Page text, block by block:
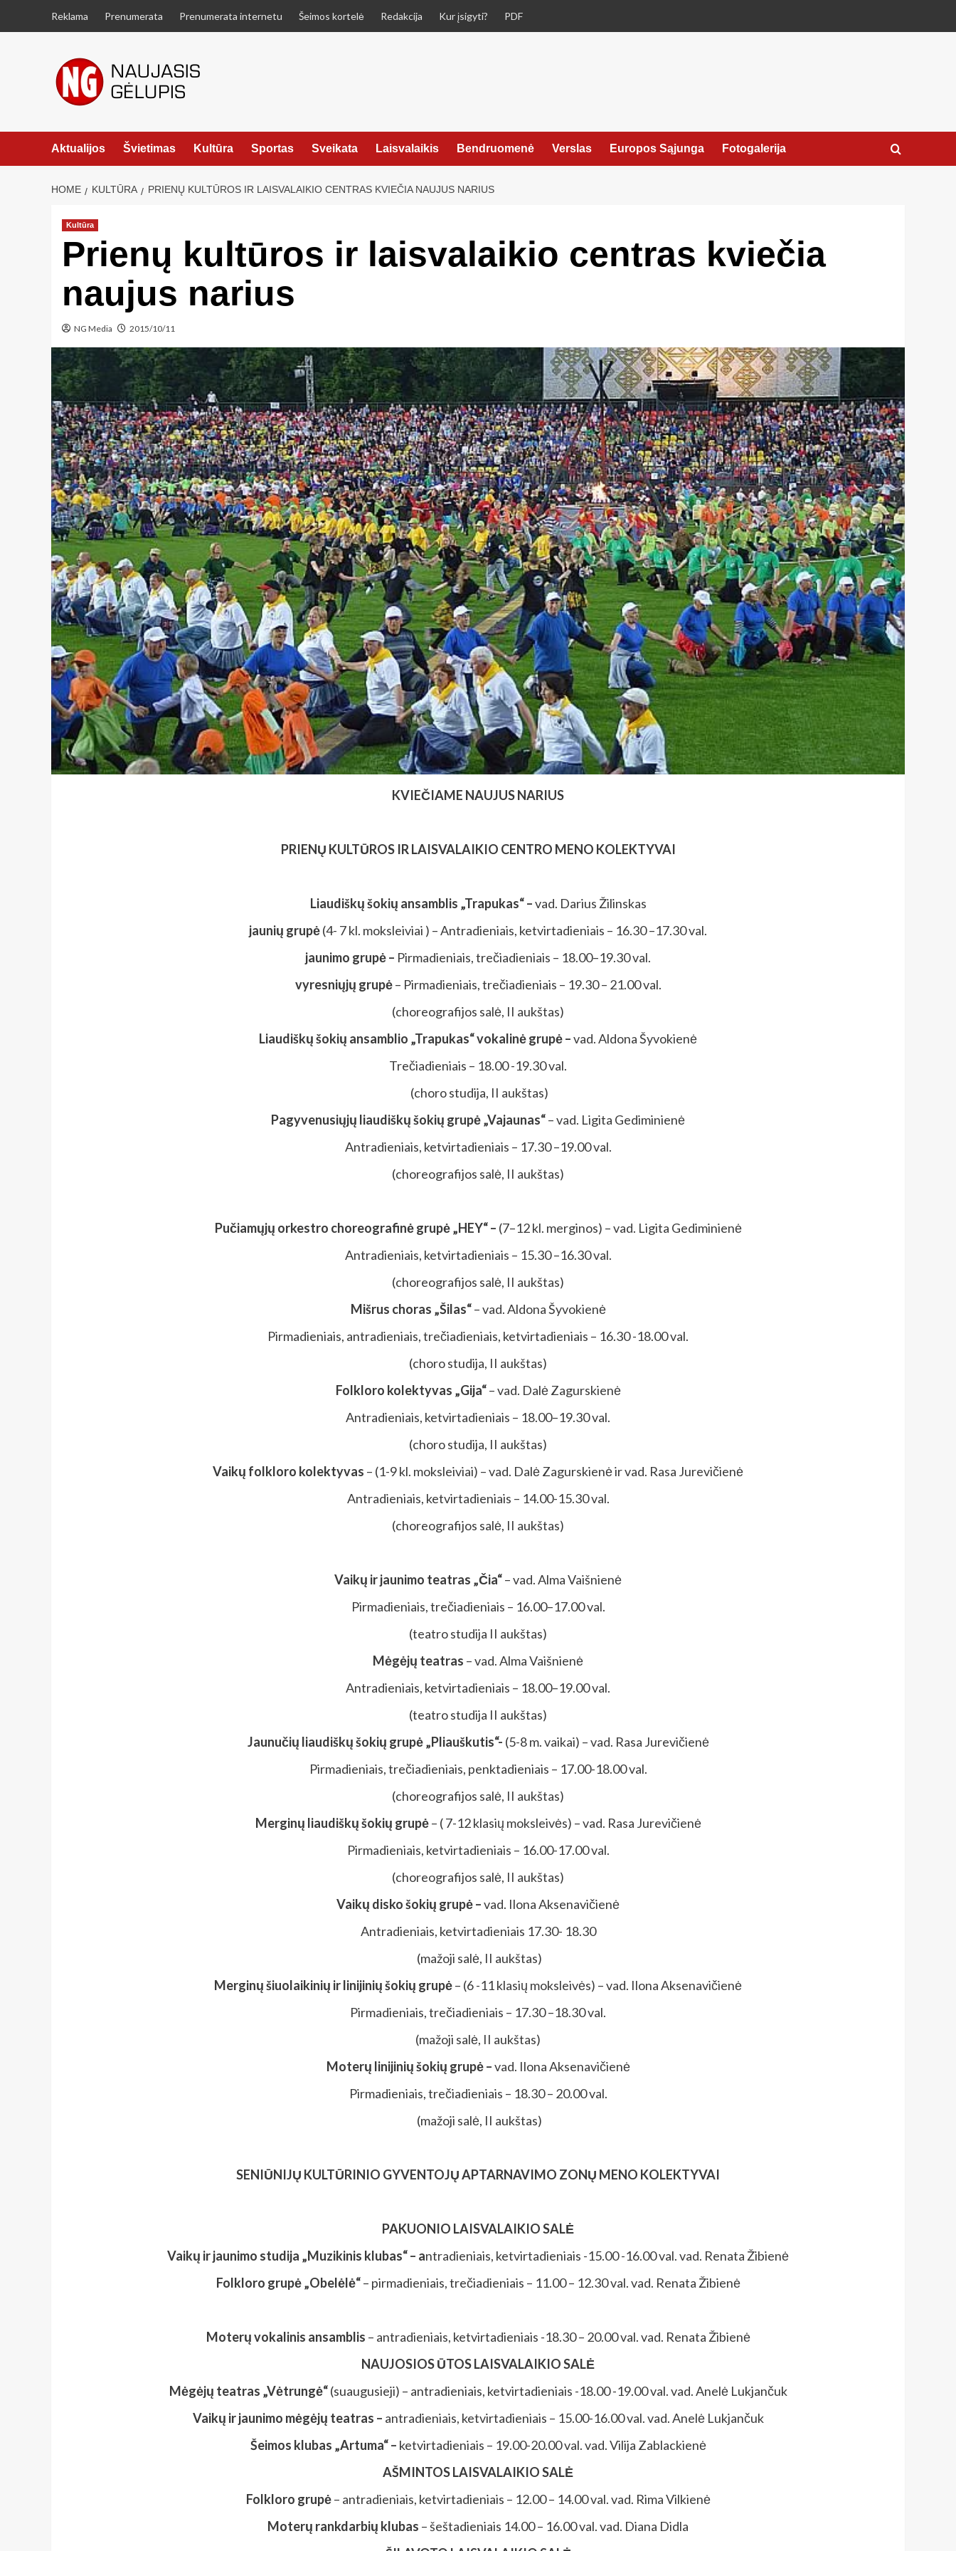
Reklama Prenumerata Prenumerata internetu Šeimos kortelė Redakcija Kur įsigyti? PDF
Aktualijos Švietimas Kultūra Sportas Sveikata Laisvalaikis Bendruomenė Verslas Europos Sąjunga Fotogalerija
HOME KULTŪRA PRIENŲ KULTŪROS IR LAISVALAIKIO CENTRAS KVIEČIA NAUJUS NARIUS
Kultūra
Prienų kultūros ir laisvalaikio centras kviečia
naujus narius
NG Media 2015/10/11
KVIEČIAME NAUJUS NARIUS
PRIENŲ KULTŪROS IR LAISVALAIKIO CENTRO MENO KOLEKTYVAI
Liaudiškų šokių ansamblis „Trapukas“ –vad. Darius Žilinskas
jaunių grupė(4- 7 kl. moksleiviai ) – Antradieniais, ketvirtadieniais – 16.30 –17.30 val.
jaunimo grupė – Pirmadieniais, trečiadieniais – 18.00–19.30 val.
vyresniųjų grupė– Pirmadieniais, trečiadieniais – 19.30 – 21.00 val.
(choreografijos salė, II aukštas)
Liaudiškų šokių ansamblio „Trapukas“ vokalinė grupė –vad. Aldona Šyvokienė
Trečiadieniais – 18.00 -19.30 val.
(choro studija, II aukštas)
Pagyvenusiųjų liaudiškų šokių grupė „Vajaunas“– vad. Ligita Gediminienė
Antradieniais, ketvirtadieniais – 17.30 –19.00 val.
(choreografijos salė, II aukštas)
Pučiamųjų orkestro choreografinė grupė „HEY“ – (7–12 kl. merginos) – vad. Ligita Gediminienė
Antradieniais, ketvirtadieniais – 15.30 –16.30 val.
(choreografijos salė, II aukštas)
Mišrus choras „Šilas“– vad. Aldona Šyvokienė
Pirmadieniais, antradieniais, trečiadieniais, ketvirtadieniais – 16.30 -18.00 val.
(choro studija, II aukštas)
Folkloro kolektyvas „Gija“– vad. Dalė Zagurskienė
Antradieniais, ketvirtadieniais – 18.00–19.30 val.
(choro studija, II aukštas)
Vaikų folkloro kolektyvas – (1-9 kl. moksleiviai) – vad. Dalė Zagurskienė ir vad. Rasa Jurevičienė
Antradieniais, ketvirtadieniais – 14.00-15.30 val.
(choreografijos salė, II aukštas)
Vaikų ir jaunimo teatras „Čia“– vad. Alma Vaišnienė
Pirmadieniais, trečiadieniais – 16.00–17.00 val.
(teatro studija II aukštas)
Mėgėjų teatras – vad. Alma Vaišnienė
Antradieniais, ketvirtadieniais – 18.00–19.00 val.
(teatro studija II aukštas)
Jaunučių liaudiškų šokių grupė „Pliauškutis“- (5-8 m. vaikai) – vad. Rasa Jurevičienė
Pirmadieniais, trečiadieniais, penktadieniais – 17.00-18.00 val.
(choreografijos salė, II aukštas)
Merginų liaudiškų šokių grupė– ( 7-12 klasių moksleivės) – vad. Rasa Jurevičienė
Pirmadieniais, ketvirtadieniais – 16.00-17.00 val.
(choreografijos salė, II aukštas)
Vaikų disko šokių grupė –vad. Ilona Aksenavičienė
Antradieniais, ketvirtadieniais 17.30- 18.30
(mažoji salė, II aukštas)
Merginų šiuolaikinių ir linijinių šokių grupė– (6 -11 klasių moksleivės) – vad. Ilona Aksenavičienė
Pirmadieniais, trečiadieniais – 17.30 –18.30 val.
(mažoji salė, II aukštas)
Moterų linijinių šokių grupė –vad. Ilona Aksenavičienė
Pirmadieniais, trečiadieniais – 18.30 – 20.00 val.
(mažoji salė, II aukštas)
SENIŪNIJŲ KULTŪRINIO GYVENTOJŲ APTARNAVIMO ZONŲ MENO KOLEKTYVAI
PAKUONIO LAISVALAIKIO SALĖ
Vaikų ir jaunimo studija „Muzikinis klubas“ – antradieniais, ketvirtadieniais -15.00 -16.00 val. vad. Renata Žibienė
Folkloro grupė „Obelėlė“– pirmadieniais, trečiadieniais – 11.00 – 12.30 val. vad. Renata Žibienė
Moterų vokalinis ansamblis – antradieniais, ketvirtadieniais -18.30 – 20.00 val. vad. Renata Žibienė
NAUJOSIOS ŪTOSLAISVALAIKIO SALĖ
Mėgėjų teatras „Vėtrungė“(suaugusieji) – antradieniais, ketvirtadieniais -18.00 -19.00 val. vad. Anelė Lukjančuk
Vaikų ir jaunimo mėgėjų teatras – antradieniais, ketvirtadieniais – 15.00-16.00 val. vad. Anelė Lukjančuk
Šeimos klubas „Artuma“ – ketvirtadieniais – 19.00-20.00 val. vad. Vilija Zablackienė
AŠMINTOS LAISVALAIKIO SALĖ
Folkloro grupė– antradieniais, ketvirtadieniais – 12.00 – 14.00 val. vad. Rima Vilkienė
Moterų rankdarbių klubas – šeštadieniais 14.00 – 16.00 val. vad. Diana Didla